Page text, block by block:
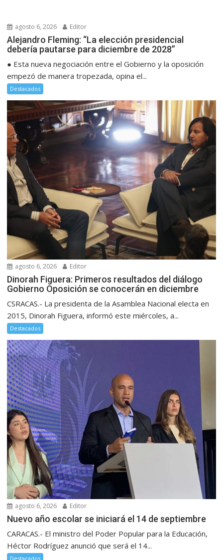
agosto 6, 2026 Editor
Alejandro Fleming: “La elección presidencial
debería pautarse para diciembre de 2028”
● Esta nueva negociación entre el Gobierno y la oposición
empezó de manera tropezada, opina el...
Destacados
agosto 6, 2026 Editor
Dinorah Figuera: Primeros resultados del diálogo
Gobierno Oposición se conocerán en diciembre
CSRACAS.- La presidenta de la Asamblea Nacional electa en
2015, Dinorah Figuera, informó este miércoles, a...
Destacados
agosto 6, 2026 Editor
Nuevo año escolar se iniciará el 14 de septiembre
CARACAS.- El ministro del Poder Popular para la Educación,
Héctor Rodríguez anunció que será el 14...
Destacados